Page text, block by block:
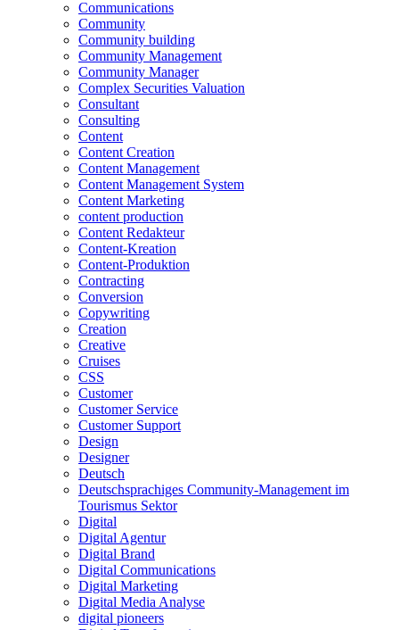
Communications
Community
Community building
Community Management
Community Manager
Complex Securities Valuation
Consultant
Consulting
Content
Content Creation
Content Management
Content Management System
Content Marketing
content production
Content Redakteur
Content-Kreation
Content-Produktion
Contracting
Conversion
Copywriting
Creation
Creative
Cruises
CSS
Customer
Customer Service
Customer Support
Design
Designer
Deutsch
Deutschsprachiges Community-Management im
Tourismus Sektor
Digital
Digital Agentur
Digital Brand
Digital Communications
Digital Marketing
Digital Media Analyse
digital pioneers